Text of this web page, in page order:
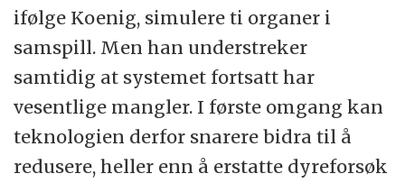
ifølge Koenig, simulere ti organer i
samspill. Men han understreker
samtidig at systemet fortsatt har
vesentlige mangler. I første omgang kan
teknologien derfor snarere bidra til å
redusere, heller enn å erstatte dyreforsøk